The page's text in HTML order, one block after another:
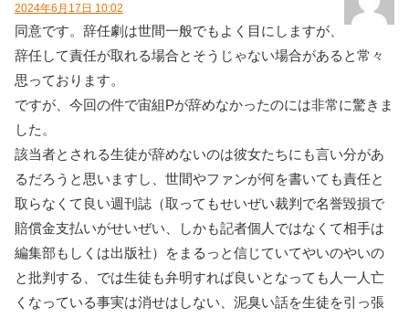
2024年6月17日 10:02
同意です。辞任劇は世間一般でもよく目にしますが、
辞任して責任が取れる場合とそうじゃない場合があると常々
思っております。
ですが、今回の件で宙組Pが辞めなかったのには非常に驚きま
した。
該当者とされる生徒が辞めないのは彼女たちにも言い分があ
るだろうと思いますし、世間やファンが何を書いても責任と
取らなくて良い週刊誌（取ってもせいぜい裁判で名誉毀損で
賠償金支払いがせいぜい、しかも記者個人ではなくて相手は
編集部もしくは出版社）をまるっと信じていてやいのやいの
と批判する、では生徒も弁明すれば良いとなっても人一人亡
くなっている事実は消せはしない、泥臭い話を生徒を引っ張